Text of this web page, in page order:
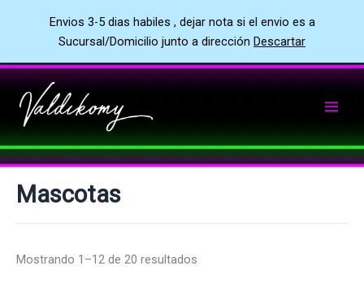
Envios 3-5 dias habiles , dejar nota si el envio es a
Sucursal/Domicilio junto a dirección Descartar
al
contenido
Mascotas
Mostrando 1–12 de 20 resultados